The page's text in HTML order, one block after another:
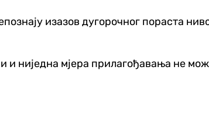
изазов дугорочног пораста
и ниједна мјера прилагођавања не